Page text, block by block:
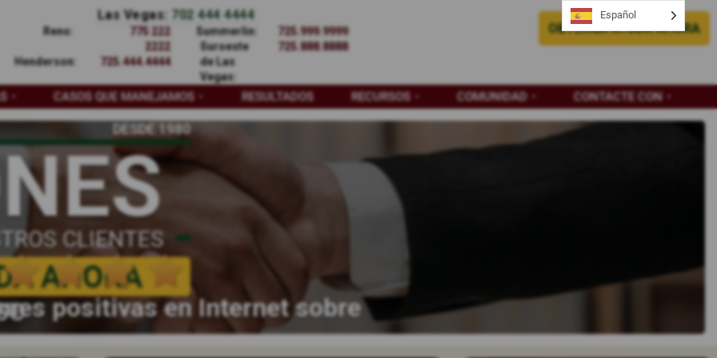
Las Vegas: 702 444 4444
Reno:
775 222
Henderson:
725.444.4444
Summerlin:
725.999.9999
Suroeste
de Las
Vegas:
725.888.8888
OBTENGA AYUDA AHORA
CASOS QUE MANEJAMOS RESULTADOS RECURSOS COMUNIDAD CONTACTE CON
DESDE 1980
CLIENTES
AHORA
positivas en Internet sobre
Español